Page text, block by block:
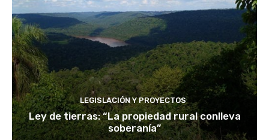
LEGISLACIÓN Y PROYECTOS
Ley de tierras: “La propiedad rural conlleva
soberanía”